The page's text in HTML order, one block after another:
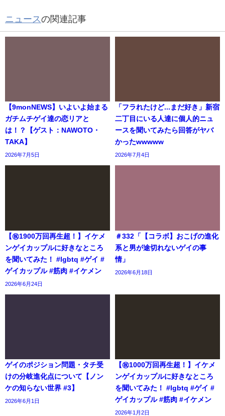
ニュースの関連記事
【9monNEWS】いよいよ始まる
ガチムチゲイ達の恋リアと
は！？【ゲスト：NAWOTO・
TAKA】
2026年7月5日
「フラれたけど...まだ好き」新宿
二丁目にいる人達に個人的ニュ
ースを聞いてみたら回答がヤバ
かったwwwww
2026年7月4日
【㊗️1900万回再生超！】イケメ
ンゲイカップルに好きなところ
を聞いてみた！ #lgbtq #ゲイ #
ゲイカップル #筋肉 #イケメン
2026年6月24日
＃332「【コラボ】おこげの進化
系と男が途切れないゲイの事
情」
2026年6月18日
ゲイのポジション問題・タチ受
けの分岐進化点について【ノン
ケの知らない世界 #3】
2026年6月1日
【㊗️1000万回再生超！】イケメ
ンゲイカップルに好きなところ
を聞いてみた！ #lgbtq #ゲイ #
ゲイカップル #筋肉 #イケメン
2026年1月2日